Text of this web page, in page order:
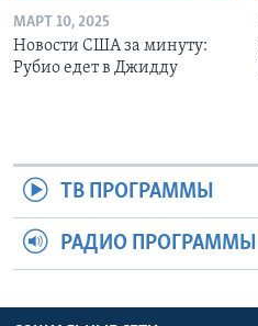
МАРТ 10, 2025
Новости США за минуту:
Рубио едет в Джидду
ТВ ПРОГРАММЫ
РАДИО ПРОГРАММЫ